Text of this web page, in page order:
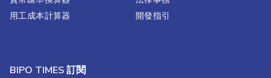
用工成本計算器
開發指引
BIPO TIMES 訂閱